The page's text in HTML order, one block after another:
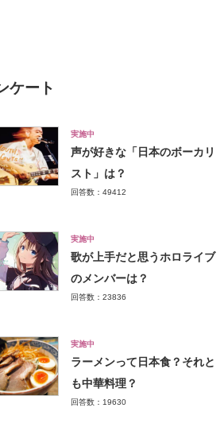
ケート
実施中
声が好きな「日本のボーカリ
スト」は？
回答数：49412
実施中
歌が上手だと思うホロライブ
のメンバーは？
回答数：23836
実施中
ラーメンって日本食？それと
も中華料理？
回答数：19630